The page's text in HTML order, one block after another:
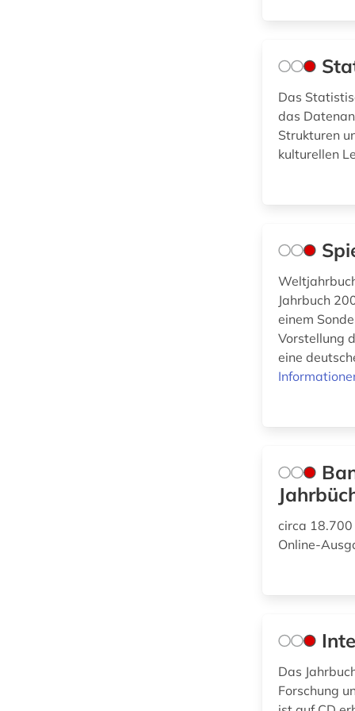
Das
das
Strukturen
kulturellen
Jahrbuch
einem
Vorstellung
eine
circa 18.700
Online-
Das
Forschung